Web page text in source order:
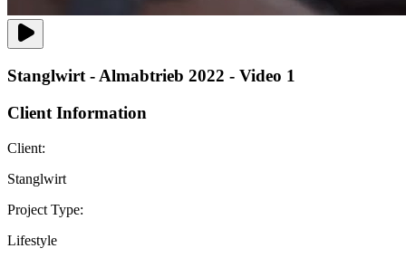
Stanglwirt - Almabtrieb 2022 - Video 1
Client Information
Client:
Stanglwirt
Project Type:
Lifestyle